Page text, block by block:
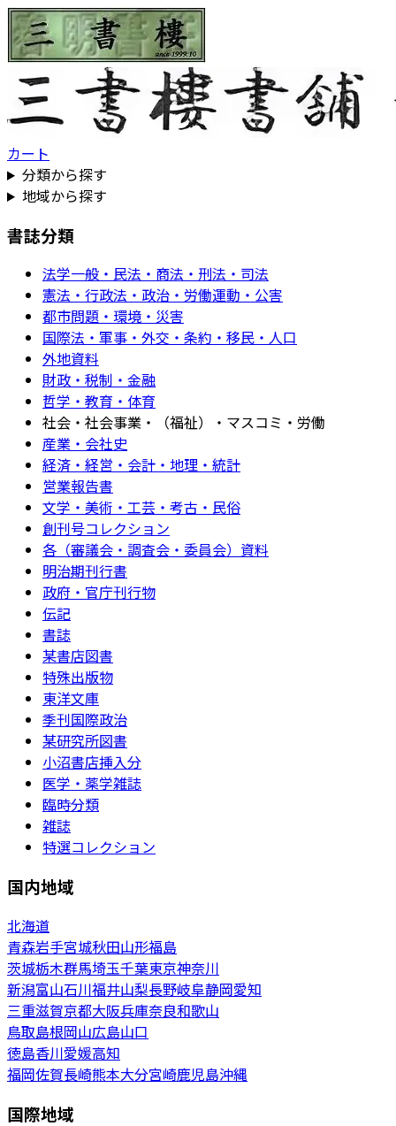
カート
分類から探す
地域から探す
書誌分類
法学一般・民法・商法・刑法・司法
憲法・行政法・政治・労働運動・公害
都市問題・環境・災害
国際法・軍事・外交・条約・移民・人口
外地資料
財政・税制・金融
哲学・教育・体育
社会・社会事業・（福祉）・マスコミ・労働
産業・会社史
経済・経営・会計・地理・統計
営業報告書
文学・美術・工芸・考古・民俗
創刊号コレクション
各（審議会・調査会・委員会）資料
明治期刊行書
政府・官庁刊行物
伝記
書誌
某書店図書
特殊出版物
東洋文庫
季刊国際政治
某研究所図書
小沼書店挿入分
医学・薬学雑誌
臨時分類
雑誌
特選コレクション
国内地域
北海道
青森岩手宮城秋田山形福島
茨城栃木群馬埼玉千葉東京神奈川
新潟富山石川福井山梨長野岐阜静岡愛知
三重滋賀京都大阪兵庫奈良和歌山
鳥取島根岡山広島山口
徳島香川愛媛高知
福岡佐賀長崎熊本大分宮崎鹿児島沖縄
国際地域